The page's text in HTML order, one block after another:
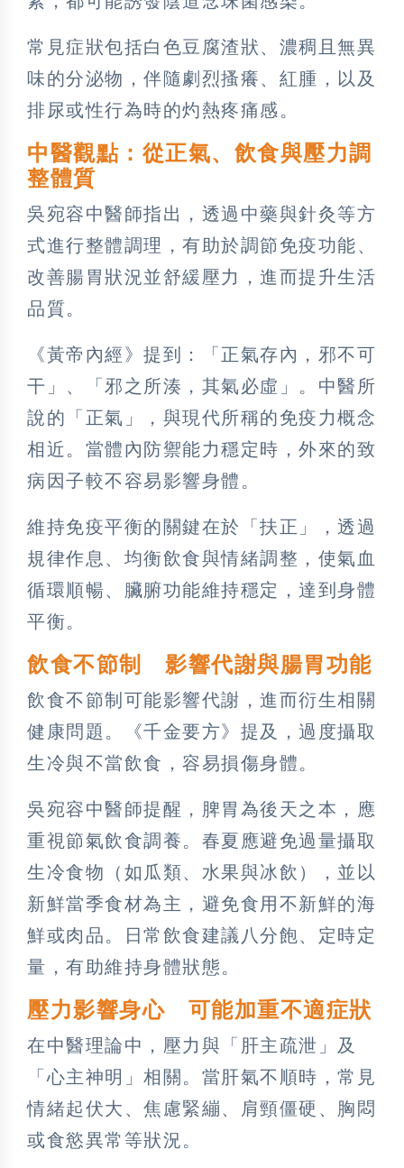
常見症狀包括白色豆腐渣狀、濃稠且無異
味的分泌物，伴隨劇烈搔癢、紅腫，以及
排尿或性行為時的灼熱疼痛感。
中醫觀點：從正氣、飲食與壓力調
整體質
吳宛容中醫師指出，透過中藥與針灸等方
式進行整體調理，有助於調節免疫功能、
改善腸胃狀況並舒緩壓力，進而提升生活
品質。
《黃帝內經》提到：「正氣存內，邪不可
干」、「邪之所湊，其氣必虛」。中醫所
說的「正氣」，與現代所稱的免疫力概念
相近。當體內防禦能力穩定時，外來的致
病因子較不容易影響身體。
維持免疫平衡的關鍵在於「扶正」，透過
規律作息、均衡飲食與情緒調整，使氣血
循環順暢、臟腑功能維持穩定，達到身體
平衡。
飲食不節制 影響代謝與腸胃功能
飲食不節制可能影響代謝，進而衍生相關
健康問題。《千金要方》提及，過度攝取
生冷與不當飲食，容易損傷身體。
吳宛容中醫師提醒，脾胃為後天之本，應
重視節氣飲食調養。春夏應避免過量攝取
生冷食物（如瓜類、水果與冰飲），並以
新鮮當季食材為主，避免食用不新鮮的海
鮮或肉品。日常飲食建議八分飽、定時定
量，有助維持身體狀態。
壓力影響身心 可能加重不適症狀
在中醫理論中，壓力與「肝主疏泄」及
「心主神明」相關。當肝氣不順時，常見
情緒起伏大、焦慮緊繃、肩頸僵硬、胸悶
或食慾異常等狀況。